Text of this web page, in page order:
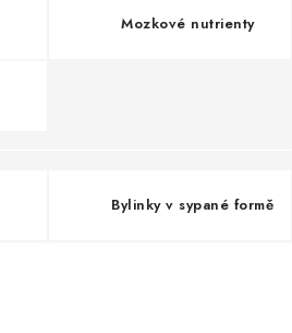
Mozkové nutrienty
Bylinky v sypané formě